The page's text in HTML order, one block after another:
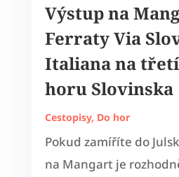
Výstup na
Ferraty Via
Italiana na
horu Slovinska
Cestopisy, Do hor
Pokud zamíříte do
na Mangart je